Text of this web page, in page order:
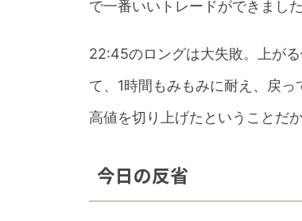
で一番いいトレードができました
22:45のロングは大失敗。上が
て、1時間もみもみに耐え、戻
高値を切り上げたということだ
今日の反省